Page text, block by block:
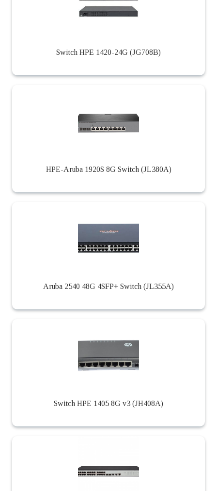
Switch HPE 1420-24G (JG708B)
HPE-Aruba 1920S 8G Switch (JL380A)
Aruba 2540 48G 4SFP+ Switch (JL355A)
Switch HPE 1405 8G v3 (JH408A)